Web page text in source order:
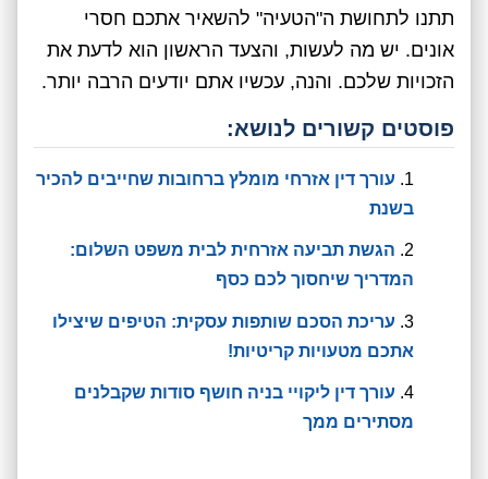
תתנו לתחושת ה"הטעיה" להשאיר אתכם חסרי
אונים. יש מה לעשות, והצעד הראשון הוא לדעת את
הזכויות שלכם. והנה, עכשיו אתם יודעים הרבה יותר.
פוסטים קשורים לנושא:
עורך דין אזרחי מומלץ ברחובות שחייבים להכיר
בשנת
הגשת תביעה אזרחית לבית משפט השלום:
המדריך שיחסוך לכם כסף
עריכת הסכם שותפות עסקית: הטיפים שיצילו
אתכם מטעויות קריטיות!
עורך דין ליקויי בניה חושף סודות שקבלנים
מסתירים ממך